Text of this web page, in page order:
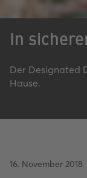
In
Der Designated
Hause.
16. November 2018